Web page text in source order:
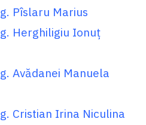
Pîslaru Marius
Herghiligiu Ionuț
Avădanei Manuela
Cristian Irina Niculina